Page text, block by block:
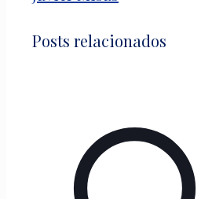
Posts relacionados